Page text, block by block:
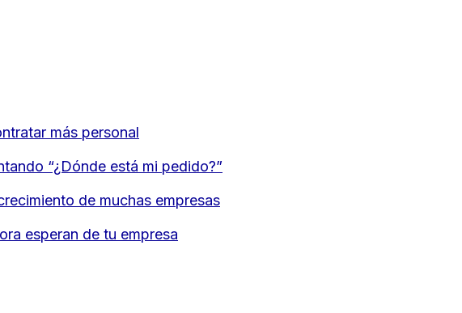
más personal
“¿Dónde está mi pedido?”
de muchas empresas
esperan de tu empresa